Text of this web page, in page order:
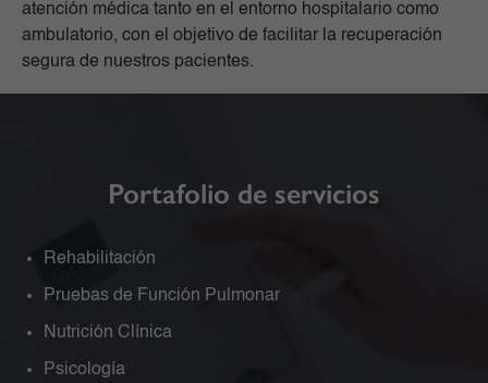
atención médica tanto en el entorno hospitalario como
ambulatorio, con el objetivo de facilitar la recuperación
segura de nuestros pacientes.
Portafolio de servicios
Rehabilitación
Pruebas de Función Pulmonar
Nutrición Clínica
Psicología